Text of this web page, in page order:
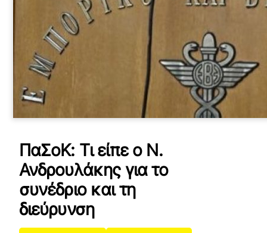
ΠαΣοΚ: Τι είπε ο Ν.
Ανδρουλάκης για το
συνέδριο και τη
διεύρυνση